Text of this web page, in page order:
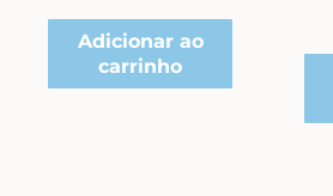
Adicionar ao
carrinho